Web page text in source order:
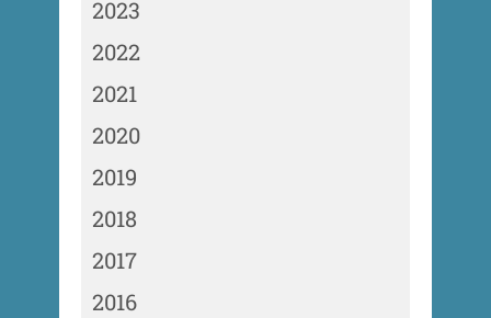
2023
2022
2021
2020
2019
2018
2017
2016